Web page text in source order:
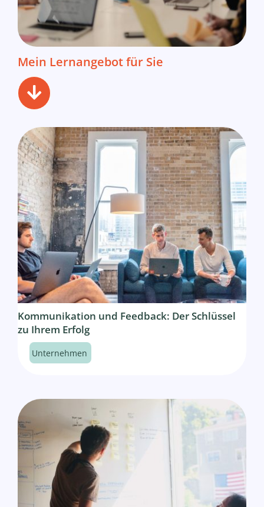
Mein Lernangebot für Sie
Kommunikation und Feedback: Der Schlüssel
zu Ihrem Erfolg
Unternehmen